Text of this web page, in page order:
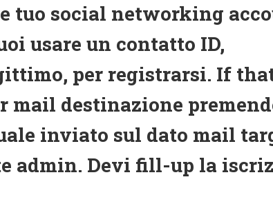
tuo social networking
usare un contatto ID,
per registrarsi. If
mail destinazione
inviato sul dato mail
admin. Devi fill-up la